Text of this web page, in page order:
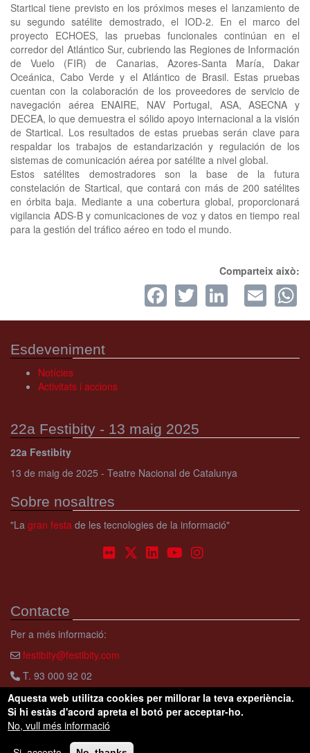
Startical tiene previsto en los próximos meses el lanzamiento de
su segundo satélite demostrado, el IOD-2. En el marco del
proyecto ECHOES, las pruebas funcionales continúan en el
corredor del Atlántico Sur, cubriendo las Regiones de Información
de Vuelo (FIR) de Canarias, Azores-Santa María, Dakar
Oceánica, Cabo Verde y el Atlántico de Brasil. Estas pruebas
cuentan con la colaboración de los proveedores de servicio de
navegación aérea ENAIRE, NAV Portugal, ASA, ASECNA y
DECEA, lo que demuestra el sólido apoyo internacional a la visión
de Startical. Los resultados de estas pruebas serán clave para
respaldar los trabajos de estandarización y regulación de los
sistemas de comunicación aérea por satélite a nivel global.
Estos satélites demostradores son la base de la futura
constelación de Startical, que contará con más de 200 satélites
en órbita baja. Mediante a una cobertura global, proporcionará
vigilancia ADS-B y comunicaciones de voz y datos en tiempo real
para la gestión del tráfico aéreo en todo el mundo.
Comparteix això:
Facebook
Twitter
Esdeveniment
Notícies
Activitats i accions
22a Festibity - 13 maig 2025
22a Festibity
13 de maig de 2025 - Teatre Nacional de Catalunya
Sobre nosaltres
"La gran festa de les tecnologies de la informació"
Contacte
Per a més informació:
festibity@festibity.com
T. 93 000 92 02
Aquesta web utilitza cookies per millorar la teva experiència.
Si hi estàs d'acord apreta el botó per acceptar-ho.
No, vull més informació